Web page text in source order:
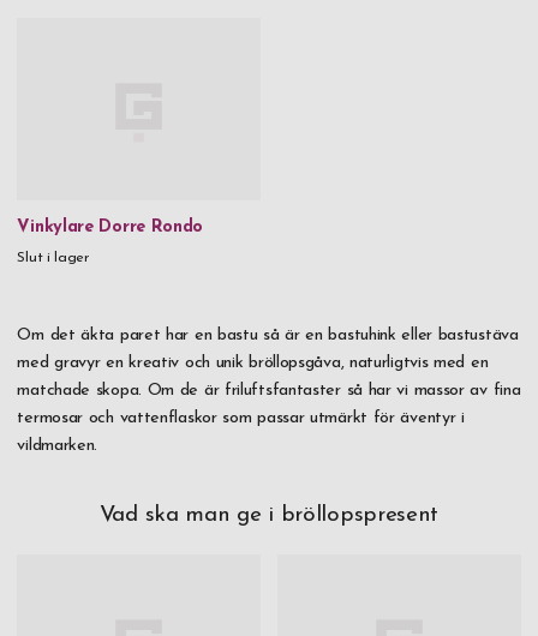
Vinkylare Dorre Rondo
Slut i lager
Om det äkta paret har en bastu så är en bastuhink eller bastustäva
med gravyr en kreativ och unik bröllopsgåva, naturligtvis med en
matchade skopa. Om de är friluftsfantaster så har vi massor av fina
termosar och vattenflaskor som passar utmärkt för äventyr i
vildmarken.
Vad ska man ge i bröllopspresent